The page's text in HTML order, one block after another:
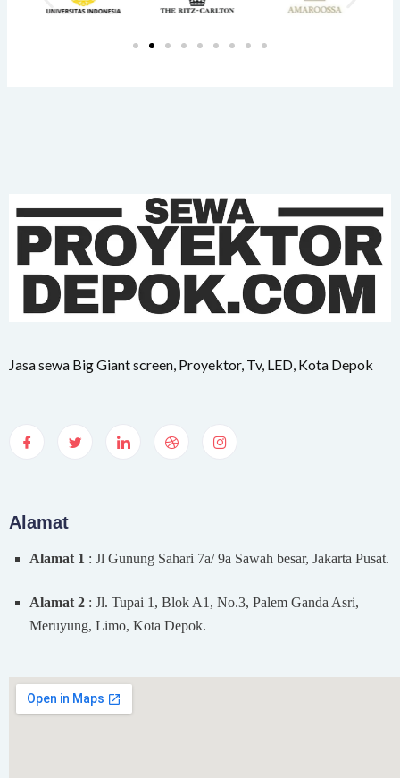
Jasa sewa Big Giant screen, Proyektor, Tv, LED, Kota Depok
Alamat
Alamat 1 : Jl Gunung Sahari 7a/ 9a Sawah besar, Jakarta Pusat.
Alamat 2 : Jl. Tupai 1, Blok A1, No.3, Palem Ganda Asri,
Meruyung, Limo, Kota Depok.